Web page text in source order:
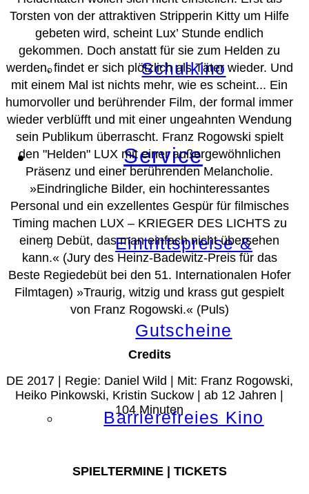
Schulkino
Service
Eintrittspreise &
Gutscheine
Barrierefreies Kino
Torsten von der attraktiven Stripperin Kitty um Hilfe
gebeten wird, scheint Lux’ Stunde endlich
gekommen. Doch anstatt für sie zum Helden zu
werden, findet er sich plötzlich als Täter wieder. Und
mit einem Mal ist nichts mehr, wie es scheint... Ein
humorvoller und berührender Film, der formal immer
wieder verblüfft und mit einer ungeahnten Wendung
sein Publikum überrascht. Franz Rogowski spielt
den "Helden" LUX mit einer außergewöhnlichen
Präsenz und einer berührenden Melancholie.
»Eindringliche Bilder, ein hochinteressantes
Personal und ein exzellentes Gespür für filmisches
Timing machen LUX – KRIEGER DES LICHTS zu
einem Debüt, das man einfach nicht übersehen
kann.«(Jury des Heinz-Badewitz-Preis für das
Beste Regiedebüt bei den 51. Internationalen Hofer
Filmtagen) »Traurig, witzig und krass gut gespielt
von Franz Rogowski.«(Puls)
Credits
DE 2017 | Regie: Daniel Wild | Mit: Franz Rogowski,
Heiko Pinkowski, Kristin Suckow | ab 12 Jahren |
104 Minuten
SPIELTERMINE | TICKETS